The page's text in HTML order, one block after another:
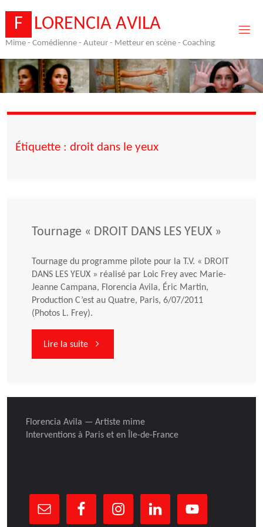
content
F LORENCIA AVILA
Mime - Comédienne - Auteur - Metteur en scène - Coaching
Étiquette :droit dans le yeux
Tournage « DROIT DANS LES YEUX »
Tournage du programme pilote pour la T.V. « DROIT
DANS LES YEUX » réalisé par Loic Frey avec Marie-
Jeanne Campana, Florencia Avila, Éric Martin,
Production C’est au Quatre, Paris, 6/07/2011
(Photos L. Frey).
Lire la suite"Tournage
DANS
LES
Florencia Avila — Artiste mime
Interventions à Paris et en Île-de-France